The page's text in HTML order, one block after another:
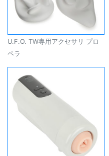
U.F.O. TW専用アクセサリ プロ
ペラ